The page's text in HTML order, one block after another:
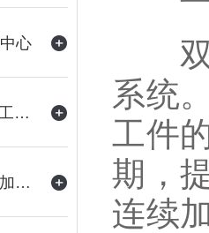
心
PB系列高架式龙门加工中心
PU系列五轴联动立式加工中心
双
系统
工件
期，
连续